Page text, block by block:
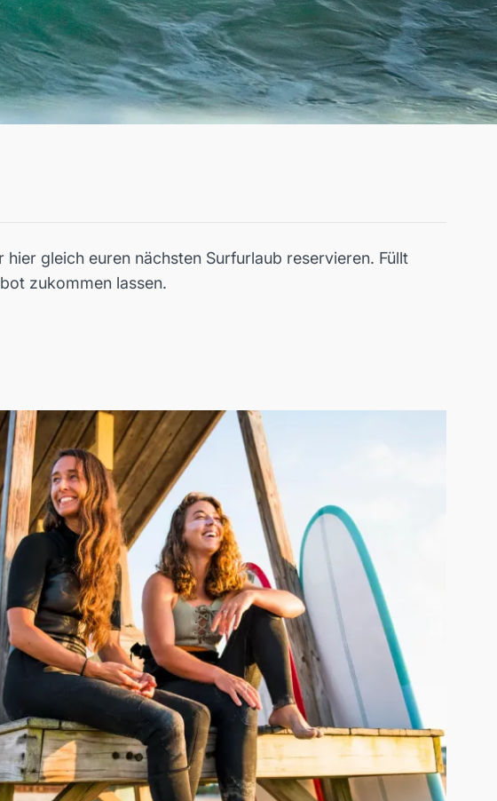
gleich euren nächsten Surfurlaub reservieren. Füllt
zukommen lassen.